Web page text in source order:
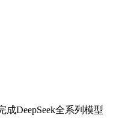
DeepSeek全系列模型